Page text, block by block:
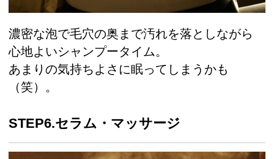
濃密な泡で毛穴の奥まで汚れを落としながら
心地よいシャンプータイム。
あまりの気持ちよさに眠ってしまうかも
（笑）。
STEP6.セラム・マッサージ